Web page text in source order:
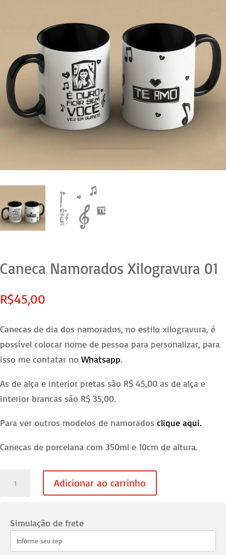
Caneca Namorados Xilogravura 01
R$45,00
Canecas de dia dos namorados, no estilo xilogravura, é
possível colocar nome de pessoa para personalizar, para
isso me contatar no Whatsapp.
As de alça e interior pretas são R$ 45,00 as de alça e
interior brancas são R$ 35,00.
Para ver outros modelos de namorados clique aqui.
Canecas de porcelana com 350ml e 10cm de altura.
Namorados
quantidade
Adicionar ao carrinho
Simulação de frete